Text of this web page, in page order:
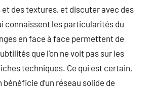
des textures, et discuter avec des
connaissent les particularités du
en face à face permettent de
que l’on ne voit pas sur les
techniques. Ce qui est certain,
bénéficie d’un réseau solide de